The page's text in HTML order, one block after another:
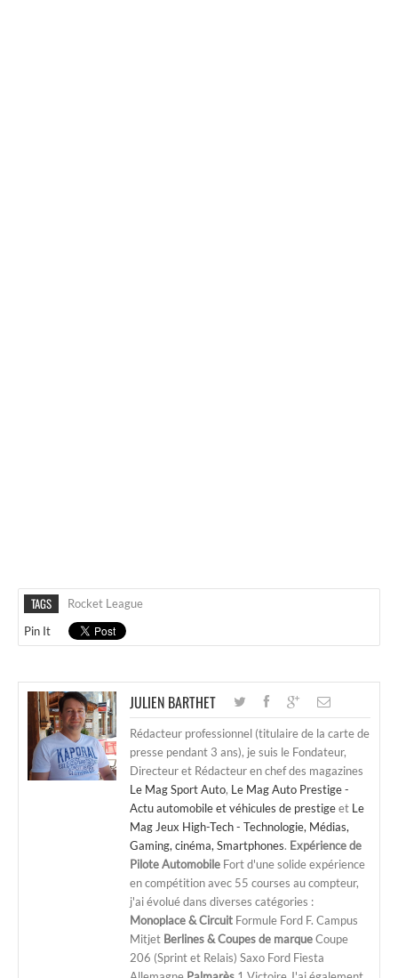
TAGS
Rocket League
Pin It
JULIEN BARTHET
Rédacteur professionnel (titulaire de la carte de
presse pendant 3 ans), je suis le Fondateur,
Directeur et Rédacteur en chef des magazines
Le Mag Sport Auto, Le Mag Auto Prestige -
Actu automobile et véhicules de prestigeet Le
Mag Jeux High-Tech - Technologie, Médias,
Gaming, cinéma, Smartphones. Expérience de
Pilote Automobile Fort d'une solide expérience
en compétition avec 55 courses au compteur,
j'ai évolué dans diverses catégories :
Monoplace & Circuit Formule Ford F. Campus
Mitjet Berlines & Coupes de marqueCoupe
206 (Sprint et Relais) Saxo Ford Fiesta